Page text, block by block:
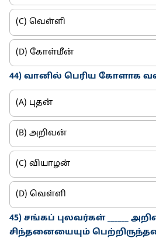
(C) வெள்ளி
(D) கோள்மீன்
44) வானில் பெரிய கோளாக
(A) புதன்
(B) அறிவன்
(C) வியாழன்
(D) வெள்ளி
45) சங்கப் புலவர்கள் ______
சிந்தனையையும்